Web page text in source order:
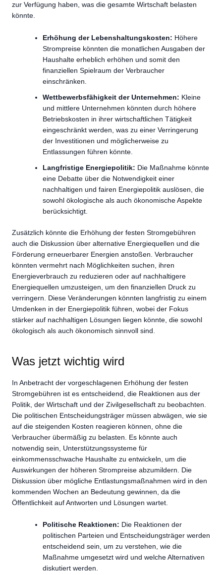
zur Verfügung haben, was die gesamte Wirtschaft belasten
könnte.
Erhöhung der Lebenshaltungskosten: Höhere
Strompreise könnten die monatlichen Ausgaben der
Haushalte erheblich erhöhen und somit den
finanziellen Spielraum der Verbraucher
einschränken.
Wettbewerbsfähigkeit der Unternehmen: Kleine
und mittlere Unternehmen könnten durch höhere
Betriebskosten in ihrer wirtschaftlichen Tätigkeit
eingeschränkt werden, was zu einer Verringerung
der Investitionen und möglicherweise zu
Entlassungen führen könnte.
Langfristige Energiepolitik: Die Maßnahme könnte
eine Debatte über die Notwendigkeit einer
nachhaltigen und fairen Energiepolitik auslösen, die
sowohl ökologische als auch ökonomische Aspekte
berücksichtigt.
Zusätzlich könnte die Erhöhung der festen Stromgebühren
auch die Diskussion über alternative Energiequellen und die
Förderung erneuerbarer Energien anstoßen. Verbraucher
könnten vermehrt nach Möglichkeiten suchen, ihren
Energieverbrauch zu reduzieren oder auf nachhaltigere
Energiequellen umzusteigen, um den finanziellen Druck zu
verringern. Diese Veränderungen könnten langfristig zu einem
Umdenken in der Energiepolitik führen, wobei der Fokus
stärker auf nachhaltigen Lösungen liegen könnte, die sowohl
ökologisch als auch ökonomisch sinnvoll sind.
Was jetzt wichtig wird
In Anbetracht der vorgeschlagenen Erhöhung der festen
Stromgebühren ist es entscheidend, die Reaktionen aus der
Politik, der Wirtschaft und der Zivilgesellschaft zu beobachten.
Die politischen Entscheidungsträger müssen abwägen, wie sie
auf die steigenden Kosten reagieren können, ohne die
Verbraucher übermäßig zu belasten. Es könnte auch
notwendig sein, Unterstützungssysteme für
einkommensschwache Haushalte zu entwickeln, um die
Auswirkungen der höheren Strompreise abzumildern. Die
Diskussion über mögliche Entlastungsmaßnahmen wird in den
kommenden Wochen an Bedeutung gewinnen, da die
Öffentlichkeit auf Antworten und Lösungen wartet.
Politische Reaktionen: Die Reaktionen der
politischen Parteien und Entscheidungsträger werden
entscheidend sein, um zu verstehen, wie die
Maßnahme umgesetzt wird und welche Alternativen
diskutiert werden.